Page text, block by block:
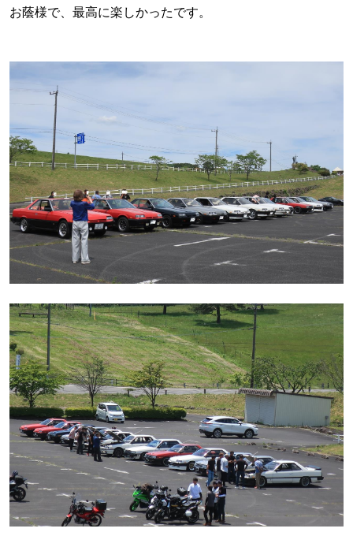
お蔭様で、最高に楽しかったです。